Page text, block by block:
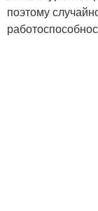
поэтому